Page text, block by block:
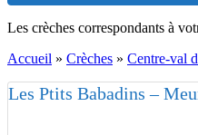
Les crèches correspondants à
Accueil » Crèches » Centre-val
Les Ptits Babadins –